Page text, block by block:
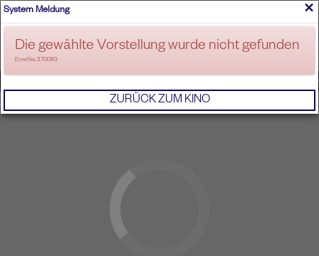
ANMELDEN
×
System Meldung
Die gewählte Vorstellung wurde nicht gefunden
ErrorNo. 270083
ZURÜCK ZUM KINO